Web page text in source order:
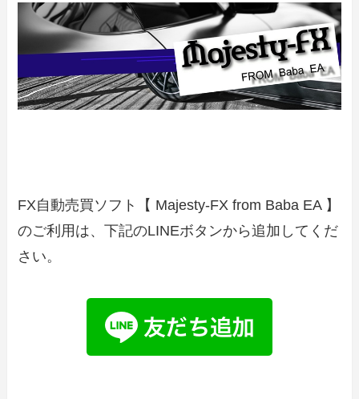
FX自動売買ソフト【 Majesty-FX from Baba EA 】
のご利用は、下記のLINEボタンから追加してくだ
さい。